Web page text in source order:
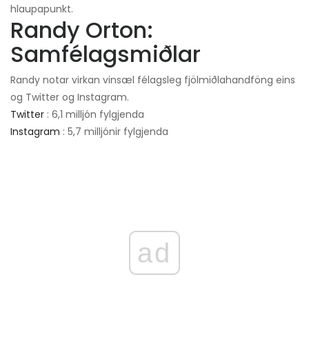
hlaupapunkt.
Randy Orton:
Samfélagsmiðlar
Randy notar virkan vinsæl félagsleg fjölmiðlahandföng eins
og Twitter og Instagram.
Twitter : 6,1 milljón fylgjenda
Instagram : 5,7 milljónir fylgjenda
ad